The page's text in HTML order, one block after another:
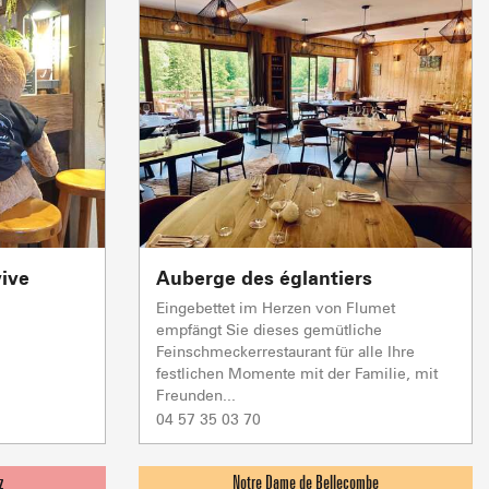
TRINKEN UND
Vermieter möblierter
Live
Auberge des églantiers
Eingebettet im Herzen von Flumet
empfängt Sie dieses gemütliche
Feinschmeckerrestaurant für alle Ihre
festlichen Momente mit der Familie, mit
Freunden...
04 57 35 03 70